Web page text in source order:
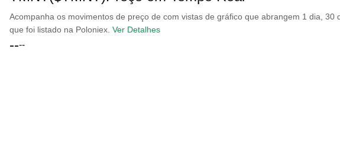
Acompanha os movimentos de preço de com vistas de gráfico que abrangem 1 dia,
que foi listado na Poloniex. Ver Detalhes
----